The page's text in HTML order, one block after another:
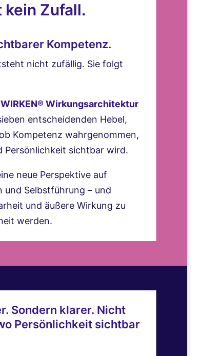
Zufall.
Kompetenz.
nicht zufällig. Sie folgt
WIRKEN® Wirkungsarchitektur
entscheidenden Hebel,
Kompetenz wahrgenommen,
Persönlichkeit sichtbar wird.
neue Perspektive auf
und Selbstführung – und
und äußere Wirkung zu
werden.
Sondern klarer. Nicht
Persönlichkeit sichtbar